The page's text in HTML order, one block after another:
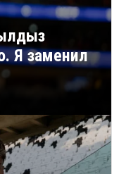
Я заменил